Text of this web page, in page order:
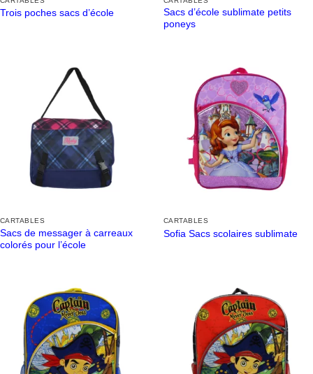
Trois poches sacs d’école
Sacs d’école sublimate petits
poneys
CARTABLES
Sacs de messager à carreaux
colorés pour l’école
CARTABLES
Sofia Sacs scolaires sublimate